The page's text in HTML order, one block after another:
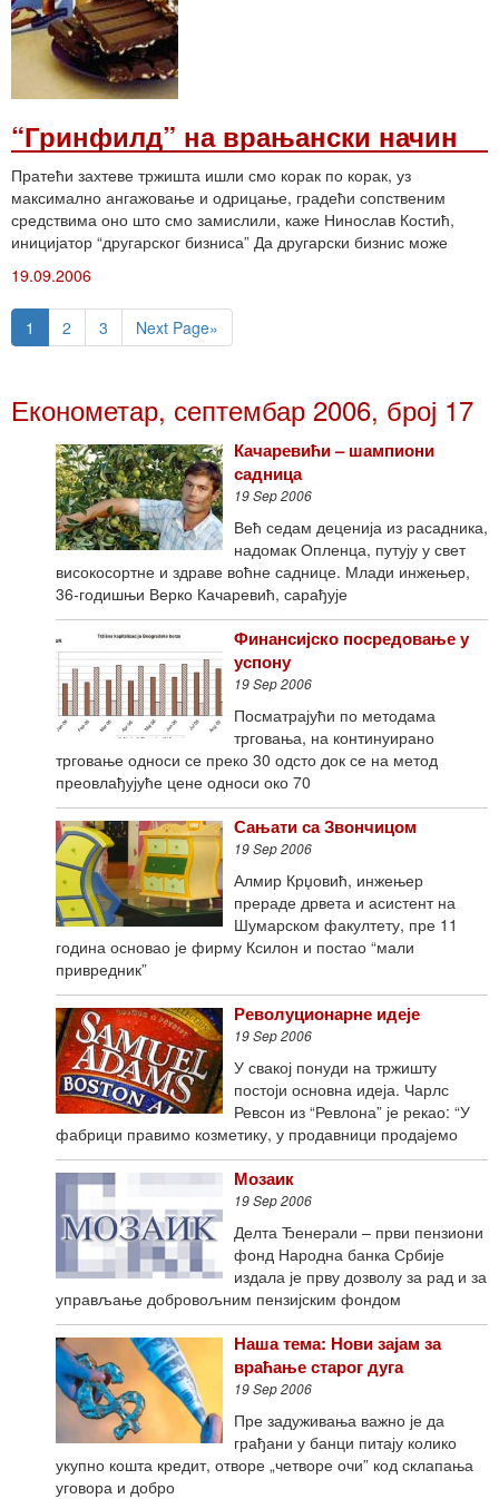
“Гринфилд” на врањански начин
Пратећи захтеве тржишта ишли смо корак по корак, уз
максимално ангажовање и одрицање, градећи сопственим
средствима оно што смо замислили, каже Нинослав Костић,
иницијатор “другарског бизниса” Да другарски бизнис може
19.09.2006
1 2 3 Next Page»
Економетар, септембар 2006, број 17
Качаревићи – шампиони
садница
19 Sep 2006
Већ седам деценија из расадника,
надомак Опленца, путују у свет
високосортне и здраве воћне саднице. Млади инжењер,
36-годишњи Верко Качаревић, сарађује
Финансијско посредовање у
успону
19 Sep 2006
Посматрајући по методама
трговања, на континуирано
трговање односи се преко 30 одсто док се на метод
преовлађујуће цене односи око 70
Сањати са Звончицом
19 Sep 2006
Алмир Крџовић, инжењер
прераде дрвета и асистент на
Шумарском факултету, пре 11
година основао је фирму Ксилон и постао “мали
привредник”
Револуционарне идеје
19 Sep 2006
У свакој понуди на тржишту
постоји основна идеја. Чарлс
Ревсон из “Ревлона” је рекао: “У
фабрици правимо козметику, у продавници продајемо
Мозаик
19 Sep 2006
Делта Ђенерали – први пензиони
фонд Народна банка Србије
издала је прву дозволу за рад и за
управљање добровољним пензијским фондом
Наша тема: Нови зајам за
враћање старог дуга
19 Sep 2006
Пре задуживања важно је да
грађани у банци питају колико
укупно кошта кредит, отворе „четворе очи” код склапања
уговора и добро